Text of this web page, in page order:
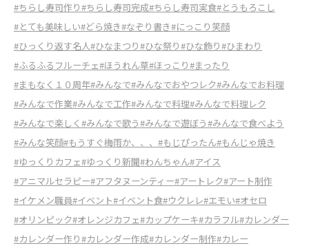
#ちらし寿司作り#ちらし寿司完成#ちらし寿司実食#とうもろこし
#とても美味しい#どら焼き#なぞり書き#にっこり笑顔
#ひっくり返す名人#ひなまつり#ひな祭り#ひな飾り#ひまわり
#ふるふるフルーチェ#ほうれん草#ほっこり#まったり
#まもなく１０周年#みんなで#みんなでおやつレク#みんなでお料理
#みんなで作業#みんなで工作#みんなで料理#みんなで料理レク
#みんなで楽しく #みんなで歌う#みんなで遊ぼう#みんなで食べよう
#みんな笑顔#もうすぐ梅雨か、、、 #もじぴったん#もんじゃ焼き
#ゆっくりカフェ#ゆっくり新聞#わんちゃん#アイス
#アニマルセラピー#アフタヌーンティー#アートレク#アート制作
#イケメン職員#イベント#イベント食#ウクレレ#エモい#オセロ
#オリンピック#オレンジカフェ#カップケーキ#カラフル#カレンダー
#カレンダー作り#カレンダー作成#カレンダー制作#カレー